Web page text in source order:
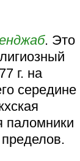
. Это
г. на
середине
паломники